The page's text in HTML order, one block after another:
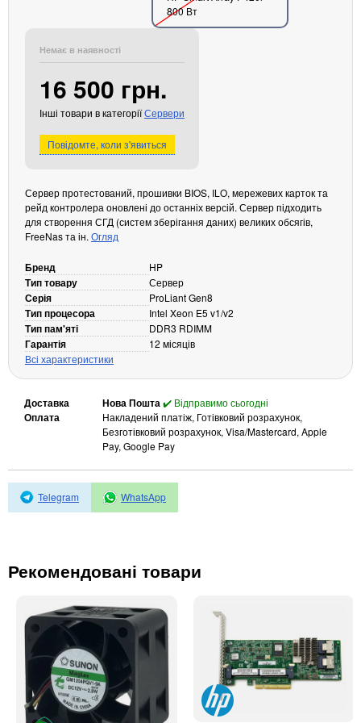
Аксесуари
Фильтри та стабілізатори
Павербанки
Аксесуари для ноутбуків
Зовнішні блоки живлення
Периферійні пристрої
Монітори
Клавіатури, миші, комплекти
Відеоспостереження
IP-камери
Автономне живлення
Автоматичні вимикачі
Інвертори напруги
Акумулятори для ДБЖ
800 Вт
Немає в наявності
16 500 грн.
Інші товари в категоріїСервери
Повідомте, коли з'явиться
Сервер протестований, прошивки BIOS, ILO, мережевих карток та
рейд контролера оновлені до останніх версій. Сервер підходить
для створення СГД (систем зберігання даних) великих обсягів,
FreeNas та ін. Огляд
Бренд HP
Тип товару Сервер
Серія ProLiant Gen8
Тип процесора Intel Xeon E5 v1/v2
Тип пам'яті DDR3 RDIMM
Гарантія
12 місяців
Всі характеристики
Доставка Нова Пошта✔️ Відправимо сьогодні
Оплата
Накладений платіж, Готівковий розрахунок,
Безготівковий розрахунок, Visa/Mastercard, Apple
Pay, Google Pay
Telegram WhatsApp
Рекомендовані товари